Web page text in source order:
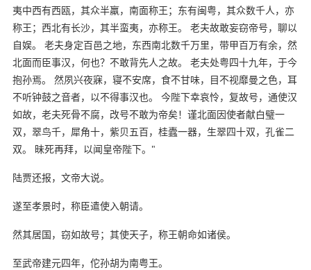
夷中西有西瓯，其众半羸，南面称王；东有闽粤，其众数千人，亦
称王；西北有长沙，其半蛮夷，亦称王。 老夫故敢妄窃帝号，聊以
自娱。 老夫身定百邑之地，东西南北数千万里，带甲百万有余，然
北面而臣事汉，何也？不敢背先人之故。 老夫处粤四十九年，于今
抱孙焉。 然夙兴夜寐，寝不安席，食不甘味，目不视靡曼之色，耳
不听钟鼓之音者，以不得事汉也。 今陛下幸哀怜，复故号，通使汉
如故，老夫死骨不腐，改号不敢为帝矣！谨北面因使者献白璧一
双，翠鸟千，犀角十，紫贝五百，桂蠹一器，生翠四十双，孔雀二
双。 昧死再拜，以闻皇帝陛下。"
陆贾还报，文帝大说。
遂至孝景时，称臣遣使入朝请。
然其居国，窃如故号；其使天子，称王朝命如诸侯。
至武帝建元四年，佗孙胡为南粤王。